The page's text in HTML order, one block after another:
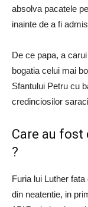
absolva pacatele
inainte de a fi
De ce papa, a
bogatia celui mai
Sfantului Petru cu
credinciosilor
Care au fost
?
Furia lui Luther
din neatentie, in